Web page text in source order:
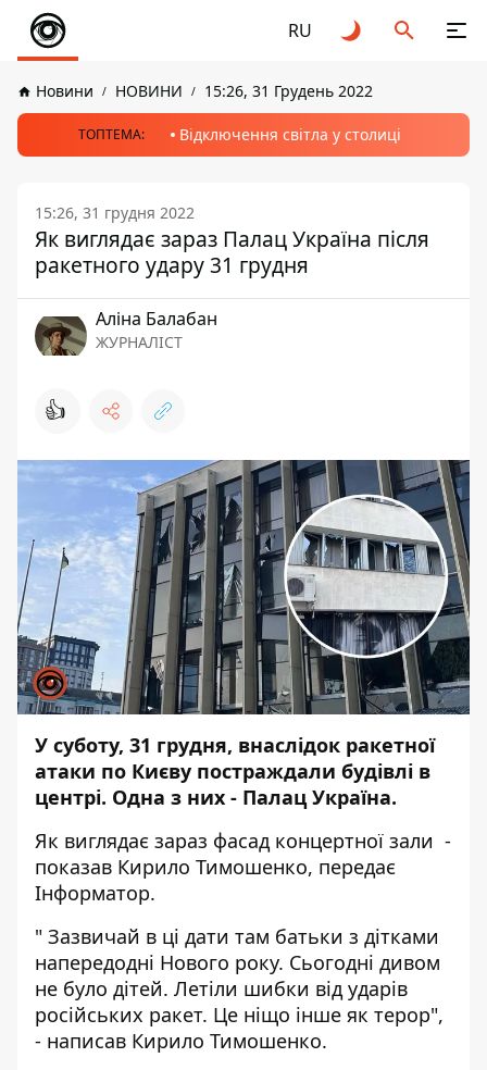
RU
Новини НОВИНИ 15:26, 31 Грудень 2022
ТОПТЕМА: Відключення світла у столиці
15:26, 31 грудня 2022
Як виглядає зараз Палац Україна після
ракетного удару 31 грудня
Аліна Балабан
ЖУРНАЛІСТ
👍
У суботу, 31 грудня, внаслідок ракетної
атаки по Києву постраждали будівлі в
центрі. Одна з них - Палац Україна.
Як виглядає зараз фасад концертної зали -
показав Кирило Тимошенко, передає
Інформатор.
" Зазвичай в ці дати там батьки з дітками
напередодні Нового року. Сьогодні дивом
не було дітей. Летіли шибки від ударів
російських ракет. Це ніщо інше як терор",
- написав Кирило Тимошенко.